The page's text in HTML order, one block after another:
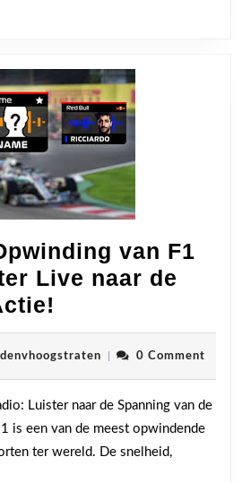
van F1
Live naar de
de
Opwinding
van
F1
Radio:
Luister
cdenvhoogstraten
0 Comment
Luister naar de Spanning van de
is een van de meest opwindende
ter wereld. De snelheid,